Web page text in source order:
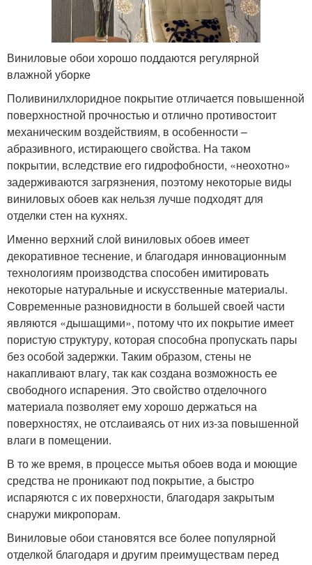
Виниловые обои хорошо поддаются регулярной
влажной уборке
Поливинилхлоридное покрытие отличается повышенной
поверхностной прочностью и отлично противостоит
механическим воздействиям, в особенности –
абразивного, истирающего свойства. На таком
покрытии, вследствие его гидрофобности, «неохотно»
задерживаются загрязнения, поэтому некоторые виды
виниловых обоев как нельзя лучше подходят для
отделки стен на кухнях.
Именно верхний слой виниловых обоев имеет
декоративное теснение, и благодаря инновационным
технологиям производства способен имитировать
некоторые натуральные и искусственные материалы.
Современные разновидности в большей своей части
являются «дышащими», потому что их покрытие имеет
пористую структуру, которая способна пропускать пары
без особой задержки. Таким образом, стены не
накапливают влагу, так как создана возможность ее
свободного испарения. Это свойство отделочного
материала позволяет ему хорошо держаться на
поверхностях, не отслаиваясь от них из-за повышенной
влаги в помещении.
В то же время, в процессе мытья обоев вода и моющие
средства не проникают под покрытие, а быстро
испаряются с их поверхности, благодаря закрытым
снаружи микропорам.
Виниловые обои становятся все более популярной
отделкой благодаря и другим преимуществам перед